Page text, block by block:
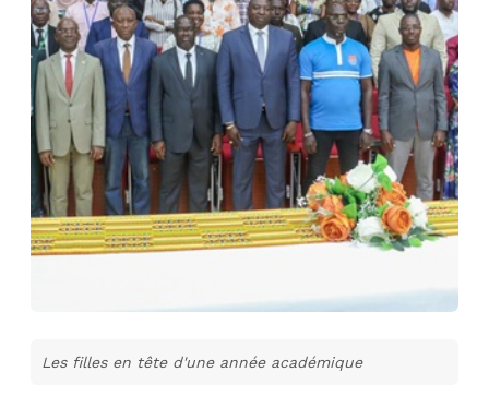
Les filles en tête d'une année académique